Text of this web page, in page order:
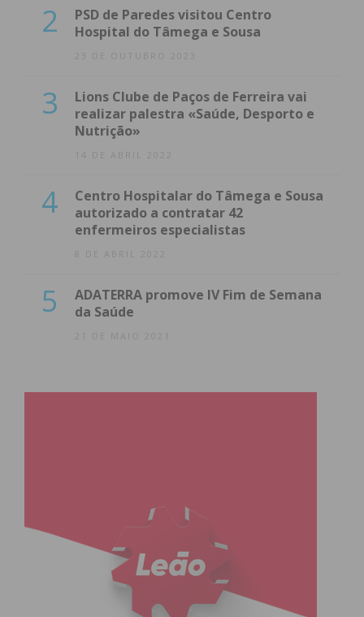
2
PSD de Paredes visitou Centro
Hospital do Tâmega e Sousa
23 DE OUTUBRO 2023
3
Lions Clube de Paços de Ferreira vai
realizar palestra «Saúde, Desporto e
Nutrição»
14 DE ABRIL 2022
4
Centro Hospitalar do Tâmega e Sousa
autorizado a contratar 42
enfermeiros especialistas
8 DE ABRIL 2022
5
ADATERRA promove IV Fim de Semana
da Saúde
21 DE MAIO 2021